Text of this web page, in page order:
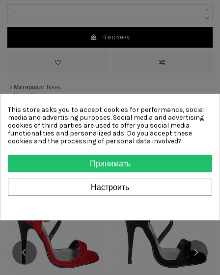
В корзину
> Материал: Ткань
>Цвет:Платино
>Подкладка:Кожа
>Подошва: Кожа
Other products from same
This store asks you to accept cookies for performance, social
media and advertising purposes. Social media and advertising
cookies of third parties are used to offer you social media
functionalities and personalized ads. Do you accept these
cookies and the processing of personal data involved?
Принимать
Настроить